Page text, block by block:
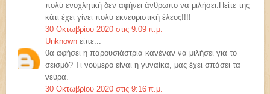
πολύ ενοχλητκή δεν αφήνει άνθρωπο να μιλήσει.Πείτε της
κάτι έχει γίνει πολύ εκνευριστική έλεος!!!!
30 Οκτωβρίου 2020 στις 9:09 π.μ.
Unknown είπε...
θα αφήσει η παρουσιάστρια κανέναν να μιλήσει για το
σεισμό? Τι νούμερο είναι η γυναίκα, μας έχει σπάσει τα
νεύρα.
30 Οκτωβρίου 2020 στις 9:16 π.μ.